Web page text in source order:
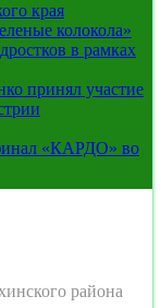
края
колокола»
в рамках
принял участие
«КАРДО» во
района